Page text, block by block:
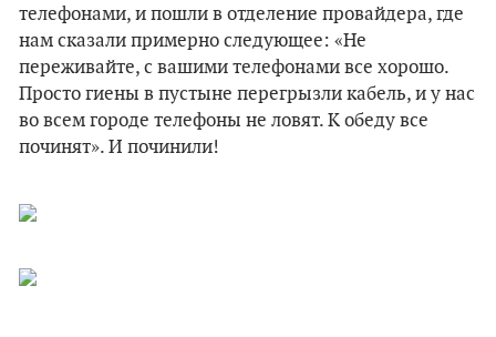
телефонами, и пошли в отделение провайдера, где
нам сказали примерно следующее: «Не
переживайте, с вашими телефонами все хорошо.
Просто гиены в пустыне перегрызли кабель, и у нас
во всем городе телефоны не ловят. К обеду все
починят». И починили!